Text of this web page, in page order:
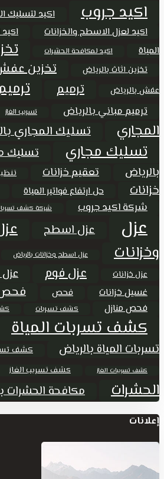
اكيد جروب اكيد لتسليك
اكيد لعزل الاسطح والخزانات
المياة
اكيد لمكافحة الحشرات
تخزين اثاث بالرياض تخزين
عفش بالرياض
ترميم
ترميم مباني بالرياض تسريب الغاز
المجاري
تسليك المجاري
تسليك مجاري
تسليك
بالرياض
تعقيم خزانات
خزانات
حل ارتفاع فواتير المياة
شركة اكيد جروب شركة كشف تسربات
عزل عزل اسطح
وخزانات
عزل اسطح وخزانات بالرياض
عزل خزانات عزل فوم
غسيل خزانات فحص
فحص منازل كشف تسربات
كشف تسربات المياة
تسربات المياة بالرياض
كشف
كشف تسريبات الغاز كشف تسريب الغاز
الحشرات
مكافحة الحشرات
إعلانات